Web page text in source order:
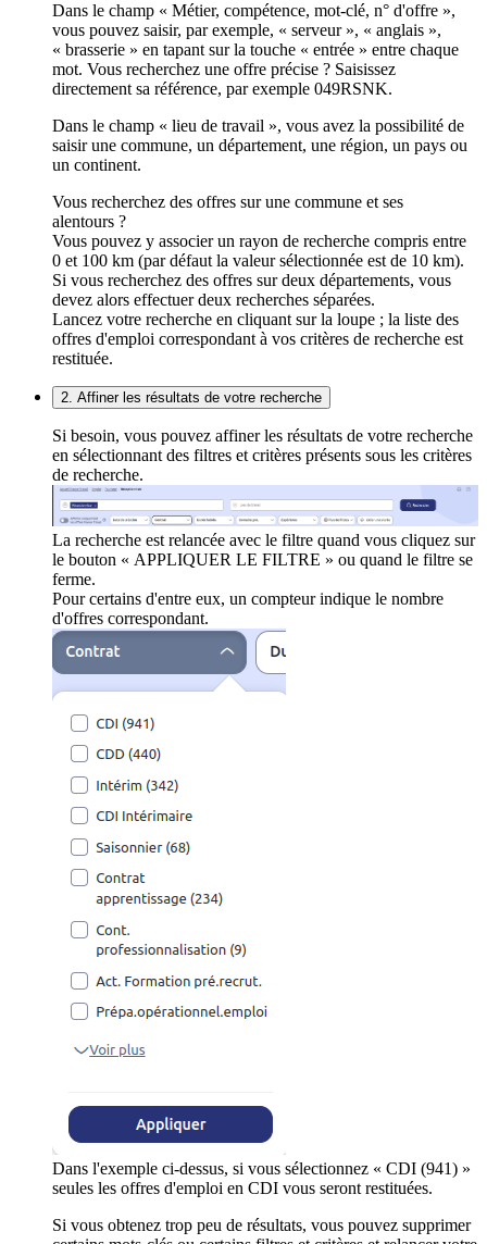
Dans le champ « Métier, compétence, mot-clé, n° d'offre »,
vous pouvez saisir, par exemple, « serveur », « anglais »,
« brasserie » en tapant sur la touche « entrée » entre chaque
mot. Vous recherchez une offre précise ? Saisissez
directement sa référence, par exemple 049RSNK.
Dans le champ « lieu de travail », vous avez la possibilité de
saisir une commune, un département, une région, un pays ou
un continent.
Vous recherchez des offres sur une commune et ses
alentours ?
Vous pouvez y associer un rayon de recherche compris entre
0 et 100 km (par défaut la valeur sélectionnée est de 10 km).
Si vous recherchez des offres sur deux départements, vous
devez alors effectuer deux recherches séparées.
Lancez votre recherche en cliquant sur la loupe ; la liste des
offres d'emploi correspondant à vos critères de recherche est
restituée.
2. Affiner les résultats de votre recherche
Si besoin, vous pouvez affiner les résultats de votre recherche
en sélectionnant des filtres et critères présents sous les critères
de recherche.
La recherche est relancée avec le filtre quand vous cliquez sur
le bouton « APPLIQUER LE FILTRE » ou quand le filtre se
ferme.
Pour certains d'entre eux, un compteur indique le nombre
d'offres correspondant.
Dans l'exemple ci-dessus, si vous sélectionnez « CDI (941) »
seules les offres d'emploi en CDI vous seront restituées.
Si vous obtenez trop peu de résultats, vous pouvez supprimer